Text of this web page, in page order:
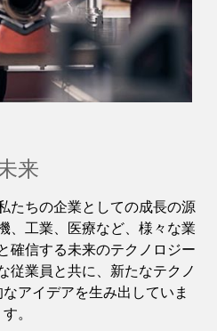
来
たちの企業としての成長の源
、工業、医療など、様々な業
確信する未来のテクノロジー
従業員と共に、新たなテクノ
アイデアを生み出していま
す。